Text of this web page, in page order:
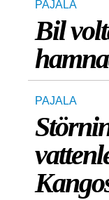
PAJALA
Bil
PAJALA